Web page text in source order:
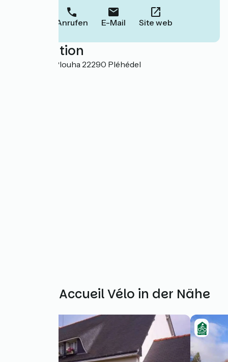
Anrufen E-Mail Site web
Localisation
181 route de Plouha 22290 Pléhédel
Weitere Accueil Vélo in der Nähe